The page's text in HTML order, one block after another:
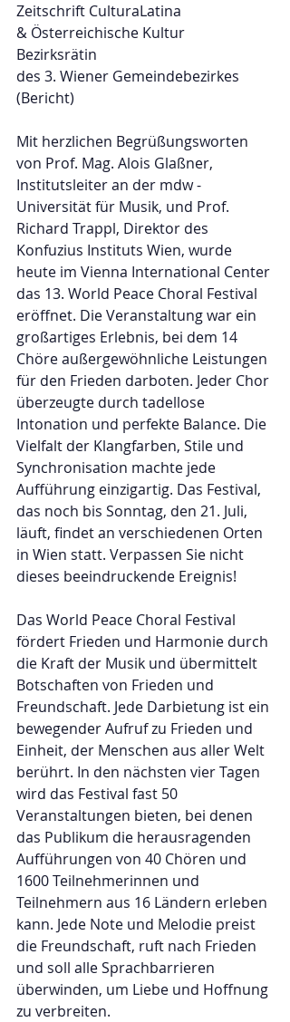
Zeitschrift CulturaLatina
& Österreichische Kultur
Bezirksrätin
des 3. Wiener Gemeindebezirkes
(Bericht)
Mit herzlichen Begrüßungsworten
von Prof. Mag. Alois Glaßner,
Institutsleiter an der mdw -
Universität für Musik, und Prof.
Richard Trappl, Direktor des
Konfuzius Instituts Wien, wurde
heute im Vienna International Center
das 13. World Peace Choral Festival
eröffnet. Die Veranstaltung war ein
großartiges Erlebnis, bei dem 14
Chöre außergewöhnliche Leistungen
für den Frieden darboten. Jeder Chor
überzeugte durch tadellose
Intonation und perfekte Balance. Die
Vielfalt der Klangfarben, Stile und
Synchronisation machte jede
Aufführung einzigartig. Das Festival,
das noch bis Sonntag, den 21. Juli,
läuft, findet an verschiedenen Orten
in Wien statt. Verpassen Sie nicht
dieses beeindruckende Ereignis!
Das World Peace Choral Festival
fördert Frieden und Harmonie durch
die Kraft der Musik und übermittelt
Botschaften von Frieden und
Freundschaft. Jede Darbietung ist ein
bewegender Aufruf zu Frieden und
Einheit, der Menschen aus aller Welt
berührt. In den nächsten vier Tagen
wird das Festival fast 50
Veranstaltungen bieten, bei denen
das Publikum die herausragenden
Aufführungen von 40 Chören und
1600 Teilnehmerinnen und
Teilnehmern aus 16 Ländern erleben
kann. Jede Note und Melodie preist
die Freundschaft, ruft nach Frieden
und soll alle Sprachbarrieren
überwinden, um Liebe und Hoffnung
zu verbreiten.